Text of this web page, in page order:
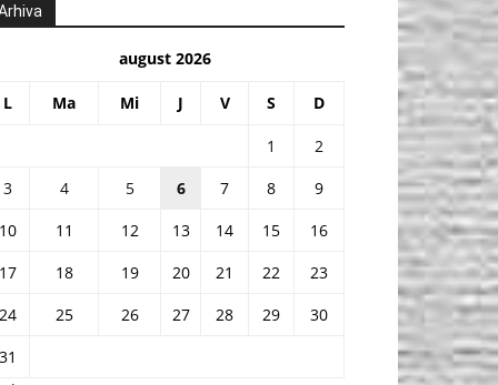
august 2026
L Ma Mi J V S D
1
2
3
4 5 6 7 8
9
11 12 13 14 15
16
18 19 20 21 22
23
25 26 27 28 29
30